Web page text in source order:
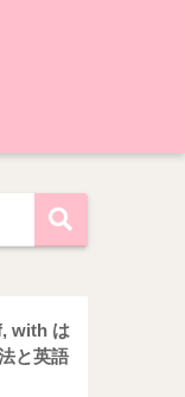
with は
と英語